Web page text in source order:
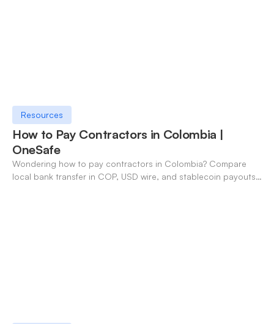
Resources
How to Pay Contractors in Colombia |
OneSafe
Wondering how to pay contractors in Colombia? Compare
local bank transfer in COP, USD wire, and stablecoin payouts.